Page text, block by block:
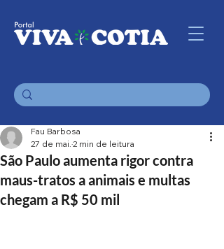
São Paulo aumenta rigor contra
maus-tratos a animais e multas
chegam a R$ 50 mil
Fau Barbosa
27 de mai. 2 min de leitura